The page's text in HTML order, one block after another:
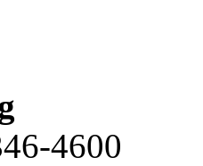
4600